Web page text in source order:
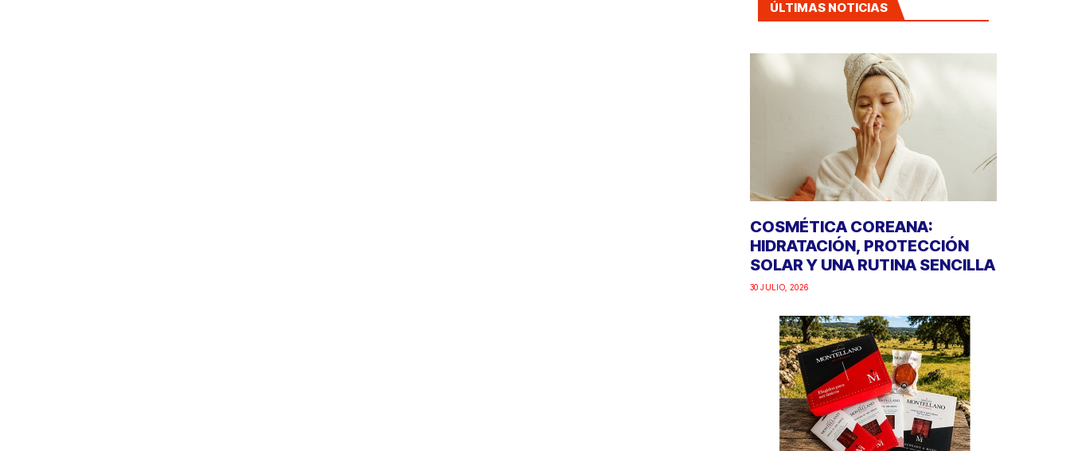
ÚLTIMAS NOTICIAS
COSMÉTICA COREANA:
HIDRATACIÓN, PROTECCIÓN
SOLAR Y UNA RUTINA SENCILLA
30 JULIO, 2026